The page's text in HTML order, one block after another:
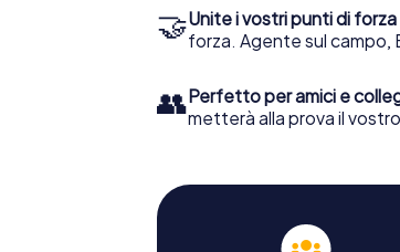
🤝Unite i vostri punti di forza
forza. Agente sul campo,
👥Perfetto per amici e
metterà alla prova il